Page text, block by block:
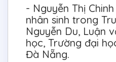
- Nguyễn Thị
nhân sinh trong
Nguyễn Du, Luận
học, Trường đại
Đà Nẵng.